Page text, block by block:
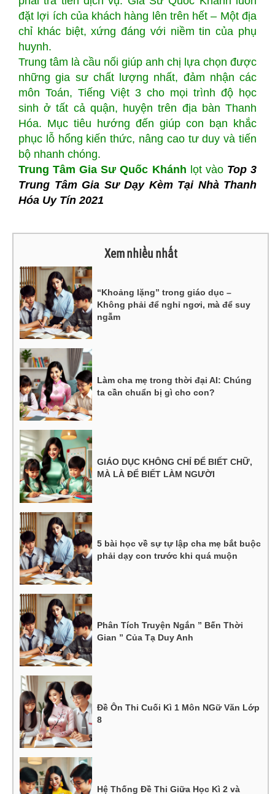
đặt lợi ích của khách hàng lên trên hết – Một địa
chỉ khác biệt, xứng đáng với niềm tin của phụ
huynh.
Trung tâm là cầu nối giúp anh chị lựa chọn được
những gia sư chất lượng nhất, đảm nhận các
môn Toán, Tiếng Việt 3 cho mọi trình độ học
sinh ở tất cả quận, huyện trên địa bàn Thanh
Hóa. Mục tiêu hướng đến giúp con bạn khắc
phục lỗ hổng kiến thức, nâng cao tư duy và tiến
bộ nhanh chóng.
Trung Tâm Gia Sư Quốc Khánh lọt vào Top 3
Trung Tâm Gia Sư Dạy Kèm Tại Nhà Thanh
Hóa Uy Tín 2021
Xem nhiều nhất
“Khoảng lặng” trong giáo dục –
Không phải để nghỉ ngơi, mà để suy
ngẫm
Làm cha mẹ trong thời đại AI: Chúng
ta cần chuẩn bị gì cho con?
GIÁO DỤC KHÔNG CHỈ ĐỂ BIẾT CHỮ,
MÀ LÀ ĐỂ BIẾT LÀM NGƯỜI
5 bài học về sự tự lập cha mẹ bắt buộc
phải dạy con trước khi quá muộn
Phân Tích Truyện Ngắn ” Bến Thời
Gian ” Của Tạ Duy Anh
Đề Ôn Thi Cuối Kì 1 Môn NGữ Văn Lớp
8
Hệ Thống Đề Thi Giữa Học Kì 2 và